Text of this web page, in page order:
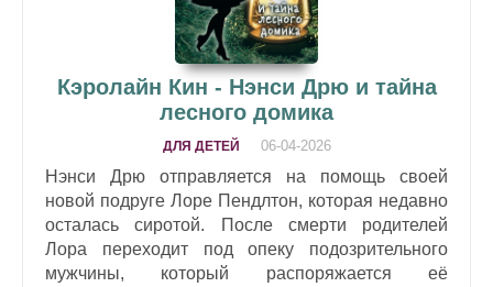
Кэролайн Кин - Нэнси Дрю и тайна
лесного домика
ДЛЯ ДЕТЕЙ 06-04-2026
Нэнси Дрю отправляется на помощь своей
новой подруге Лоре Пендлтон, которая недавно
осталась сиротой. После смерти родителей
Лора переходит под опеку подозрительного
мужчины, который распоряжается её